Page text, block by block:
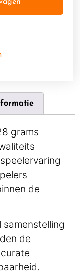
grams
de
de